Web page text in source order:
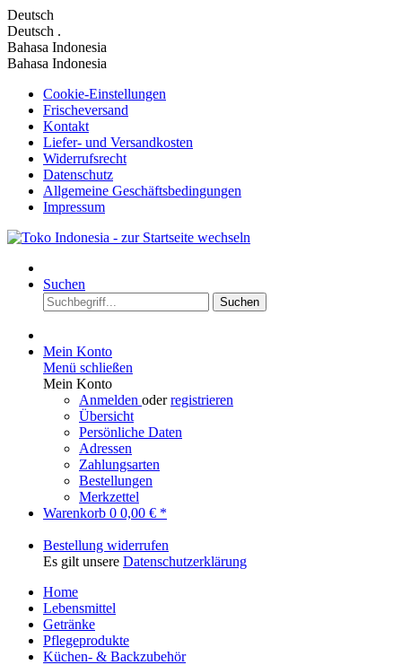
Deutsch
Deutsch .
Bahasa Indonesia
Bahasa Indonesia
Cookie-Einstellungen
Frischeversand
Kontakt
Liefer- und Versandkosten
Widerrufsrecht
Datenschutz
Allgemeine Geschäftsbedingungen
Impressum
Suchen
Suchen
Mein Konto
Menü schließen
Mein Konto
Anmelden oderregistrieren
Übersicht
Persönliche Daten
Adressen
Zahlungsarten
Bestellungen
Merkzettel
Warenkorb 0 0,00 € *
Bestellung widerrufen
Es gilt unsere Datenschutzerklärung
Home
Lebensmittel
Getränke
Pflegeprodukte
Küchen- & Backzubehör